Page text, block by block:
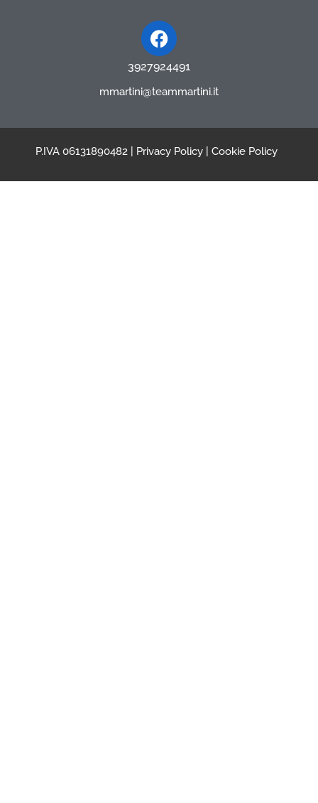
Facebook
3927924491
mmartini@teammartini.it
P.IVA 06131890482 | Privacy Policy| Cookie Policy